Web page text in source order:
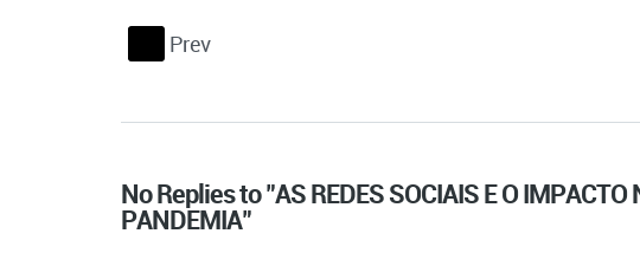
Prev
No Replies to "AS REDES SOCIAIS E O
PANDEMIA"